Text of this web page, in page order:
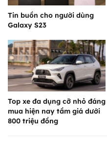
Tin buồn cho người dùng
Galaxy S23
Top xe đa dụng cỡ nhỏ đáng
mua hiện nay tầm giá dưới
800 triệu đồng